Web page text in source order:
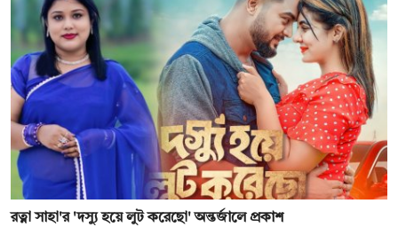
রত্না সাহা'র 'দস্যু হয়ে লুট করেছো' অন্তর্জালে প্রকাশ